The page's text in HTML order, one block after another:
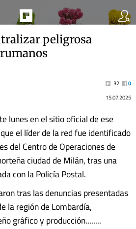
peligrosa
32
0
15.07.2025
lunes en el sitio oficial de ese
el líder de la red fue identificado
del Centro de Operaciones de
ciudad de Milán, tras una
con la Policía Postal.
tras las denuncias presentadas
la región de Lombardía,
gráfico y producción........